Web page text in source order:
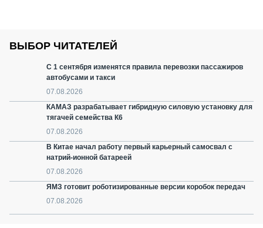
ВЫБОР ЧИТАТЕЛЕЙ
С 1 сентября изменятся правила перевозки пассажиров
автобусами и такси
07.08.2026
КАМАЗ разрабатывает гибридную силовую установку для
тягачей семейства К6
07.08.2026
В Китае начал работу первый карьерный самосвал с
натрий-ионной батареей
07.08.2026
ЯМЗ готовит роботизированные версии коробок передач
07.08.2026